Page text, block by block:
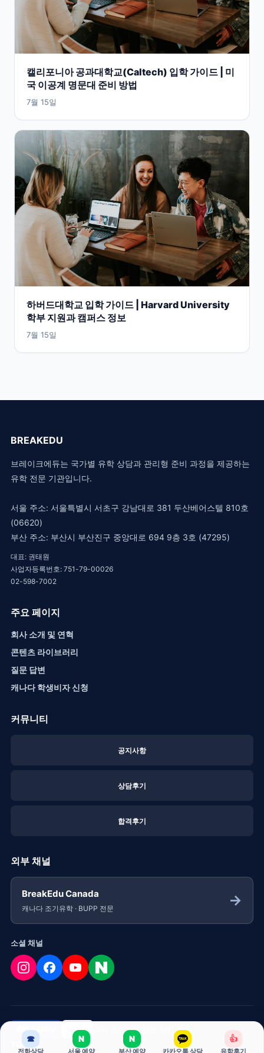
캘리포니아 공과대학교(Caltech) 입학 가이드 | 미
국 이공계 명문대 준비 방법
7월 15일
하버드대학교 입학 가이드 | Harvard University
학부 지원과 캠퍼스 정보
7월 15일
BREAKEDU
브레이크에듀는 국가별 유학 상담과 관리형 준비 과정을 제공하는
유학 전문 기관입니다.
서울 주소: 서울특별시 서초구 강남대로 381 두산베어스텔 810호
(06620)
부산 주소: 부산시 부산진구 중앙대로 694 9층 3호 (47295)
대표: 권태원
사업자등록번호: 751-79-00026
02-598-7002
주요 페이지
회사 소개 및 연혁
콘텐츠 라이브러리
질문 답변
캐나다 학생비자 신청
커뮤니티
공지사항
상담후기
합격후기
외부 채널
BreakEdu Canada
캐나다 조기유학 · BUPP 전문 →
소셜 채널
BREAKEDU BUPP 회사 소개개인정보 처리 방침
TOP
☎
전화상담
N
서울 예약
N
부산 예약 카카오톡 상담
👍
유학후기